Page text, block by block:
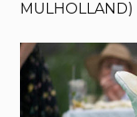
MULHOLLAND)